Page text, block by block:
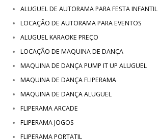
ALUGUEL DE AUTORAMA PARA FESTA INFANTIL
LOCAÇÃO DE AUTORAMA PARA EVENTOS
ALUGUEL KARAOKE PREÇO
LOCAÇÃO DE MAQUINA DE DANÇA
MAQUINA DE DANÇA PUMP IT UP ALUGUEL
MAQUINA DE DANÇA FLIPERAMA
MAQUINA DE DANÇA ALUGUEL
FLIPERAMA ARCADE
FLIPERAMA JOGOS
FLIPERAMA PORTATIL